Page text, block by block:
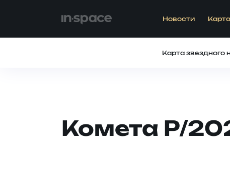
Новости
Карта звездного
Комета P/